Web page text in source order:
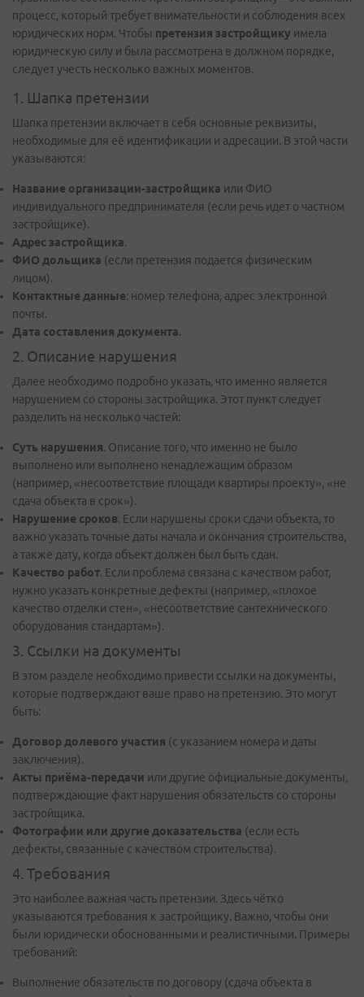
процесс, который требует внимательности и соблюдения всех
юридических норм. Чтобы претензия застройщику имела
юридическую силу и была рассмотрена в должном порядке,
следует учесть несколько важных моментов.
1. Шапка претензии
Шапка претензии включает в себя основные реквизиты,
необходимые для её идентификации и адресации. В этой части
указываются:
Название организации-застройщика или ФИО
индивидуального предпринимателя (если речь идет о частном
застройщике).
Адрес застройщика.
ФИО дольщика (если претензия подается физическим
лицом).
Контактные данные: номер телефона, адрес электронной
почты.
Дата составления документа.
2. Описание нарушения
Далее необходимо подробно указать, что именно является
нарушением со стороны застройщика. Этот пункт следует
разделить на несколько частей:
Суть нарушения. Описание того, что именно не было
выполнено или выполнено ненадлежащим образом
(например, «несоответствие площади квартиры проекту», «не
сдача объекта в срок»).
Нарушение сроков. Если нарушены сроки сдачи объекта, то
важно указать точные даты начала и окончания строительства,
а также дату, когда объект должен был быть сдан.
Качество работ. Если проблема связана с качеством работ,
нужно указать конкретные дефекты (например, «плохое
качество отделки стен», «несоответствие сантехнического
оборудования стандартам»).
3. Ссылки на документы
В этом разделе необходимо привести ссылки на документы,
которые подтверждают ваше право на претензию. Это могут
быть:
Договор долевого участия (с указанием номера и даты
заключения).
Акты приёма-передачи или другие официальные документы,
подтверждающие факт нарушения обязательств со стороны
застройщика.
Фотографии или другие доказательства (если есть
дефекты, связанные с качеством строительства).
4. Требования
Это наиболее важная часть претензии. Здесь чётко
указываются требования к застройщику. Важно, чтобы они
были юридически обоснованными и реалистичными. Примеры
требований:
Выполнение обязательств по договору (сдача объекта в